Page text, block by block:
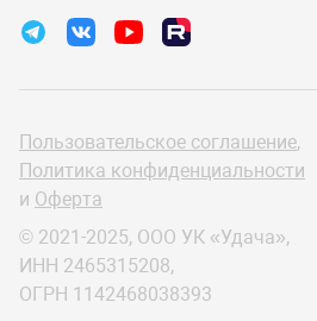
Пользовательское соглашение,
Политика конфиденциальности
и Оферта
© 2021-2025, ООО УК «Удача»,
ИНН 2465315208,
ОГРН 1142468038393